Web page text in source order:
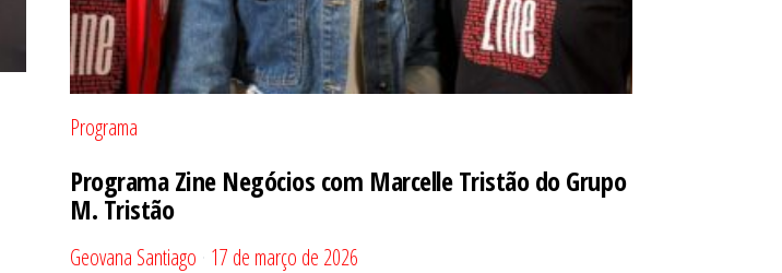
Programa
Programa Zine Negócios com Marcelle Tristão do Grupo
M. Tristão
Geovana Santiago 17 de março de 2026